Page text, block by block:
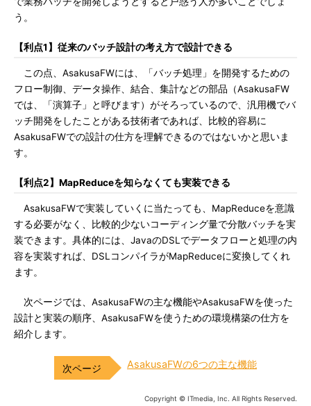
う。
【利点1】従来のバッチ設計の考え方で設計できる
この点、AsakusaFWには、「バッチ処理」を開発するための
フロー制御、データ操作、結合、集計などの部品（AsakusaFW
では、「演算子」と呼びます）がそろっているので、汎用機でバ
ッチ開発をしたことがある技術者であれば、比較的容易に
AsakusaFWでの設計の仕方を理解できるのではないかと思いま
す。
【利点2】MapReduceを知らなくても実装できる
AsakusaFWで実装していくに当たっても、MapReduceを意識
する必要がなく、比較的少ないコーディング量で分散バッチを実
装できます。具体的には、JavaのDSLでデータフローと処理の内
容を実装すれば、DSLコンパイラがMapReduceに変換してくれ
ます。
次ページでは、AsakusaFWの主な機能やAsakusaFWを使った
設計と実装の順序、AsakusaFWを使うための環境構築の仕方を
紹介します。
AsakusaFWの6つの主な機能
Copyright © ITmedia, Inc. All Rights Reserved.